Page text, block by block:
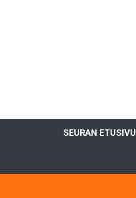
SEURAN ETUSIVU